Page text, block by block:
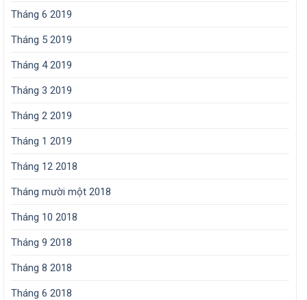
Tháng 6 2019
Tháng 5 2019
Tháng 4 2019
Tháng 3 2019
Tháng 2 2019
Tháng 1 2019
Tháng 12 2018
Tháng mười một 2018
Tháng 10 2018
Tháng 9 2018
Tháng 8 2018
Tháng 6 2018